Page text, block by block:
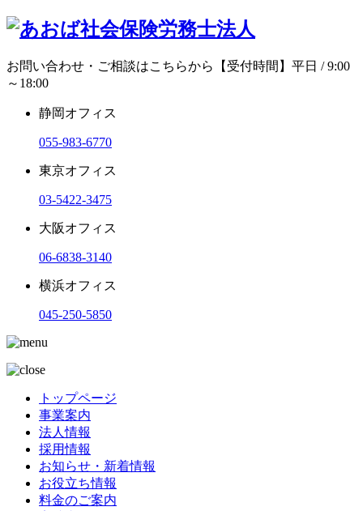
お問い合わせ・ご相談はこちらから
【受付時間】平日 / 9:00
～18:00
静岡オフィス
055-983-6770
東京オフィス
03-5422-3475
大阪オフィス
06-6838-3140
横浜オフィス
045-250-5850
トップページ
事業案内
法人情報
採用情報
お知らせ・新着情報
お役立ち情報
料金のご案内